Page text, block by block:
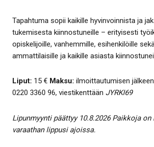
Tapahtuma sopii kaikille hyvinvoinnista ja
tukemisesta kiinnostuneille – erityisesti
opiskelijoille, vanhemmille, esihenkilöille
ammattilaisille ja kaikille asiasta
Liput: 15 € Maksu: ilmoittautumisen
0220 3360 96, viestikenttään JYRKI69
Lipunmyynti päättyy 10.8.2026 Paikkoja
varaathan lippusi ajoissa.